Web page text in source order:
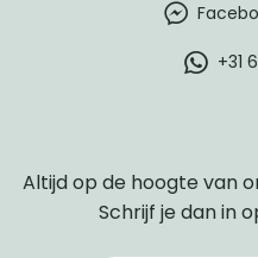
+31
Altijd op de hoogte van
Schrijf je dan in